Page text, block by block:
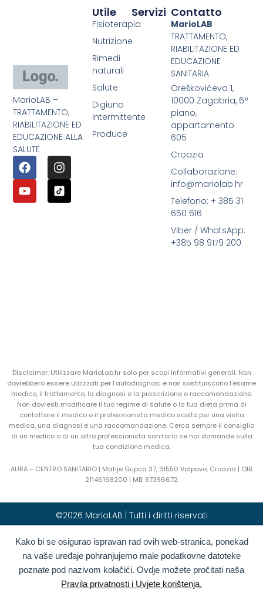
Kako bi se osigurao ispravan rad ovih web-stranica, ponekad
na vaše uređaje pohranjujemo male podatkovne datoteke
poznate pod nazivom kolačići. Ovdje možete pročitati naša
Pravila privatnosti i Uvjete korištenja.
MarioLAB –
TRATTAMENTO,
RIABILITAZIONE ED
EDUCAZIONE ALLA
SALUTE
Servizi
Utile
Fisioterapia
Nutrizione
Rimedi
naturali
Salute
Digiuno
Intermittente
Produce
Contatto
MarioLAB
TRATTAMENTO,
RIABILITAZIONE ED
EDUCAZIONE
SANITARIA
Oreškovićeva 1,
10000 Zagabria, 6°
piano,
appartamento
605
Croazia
Collaborazione:
info@mariolab.hr
Telefono: + 385 31
650 616
Viber / WhatsApp:
+385 98 9179 200
Disclaimer: Utilizzare MarioLab.hr solo per scopi informativi generali. Non
dovrebbero essere utilizzati per l’autodiagnosi e non sostituiscono l’esame
medico, il trattamento, la diagnosi e la prescrizione o raccomandazione.
Non dovresti modificare il tuo regime di salute o la tua dieta prima di
contattare il medico o il professionista medico scelto per una visita
medica, una diagnosi e una raccomandazione. Cerca sempre il consiglio
di un medico o di un altro professionista sanitario se hai domande sulla
tua condizione medica.
AURA – CENTRO SANITARIO | Matije Gupca 37, 31550 Valpovo, Croazia | OIB:
21146168200 | MB: 97396672
©2026 MarioLAB | Tutti i diritti riservati
Hrvatski(Croato) English(Inglese)
Deutsch(Tedesco) Polski(Polacco)
Română(Rumeno )
Italiano